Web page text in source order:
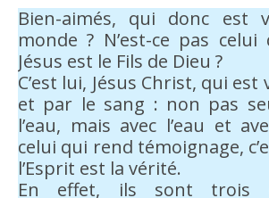
Bien-aimés, qui donc est
monde ? N’est-ce pas
Jésus est le Fils de Dieu ?
C’est lui, Jésus Christ, qui est
et par le sang : non pas
l’eau, mais avec l’eau et
celui qui rend témoignage,
l’Esprit est la vérité.
En effet, ils sont trois